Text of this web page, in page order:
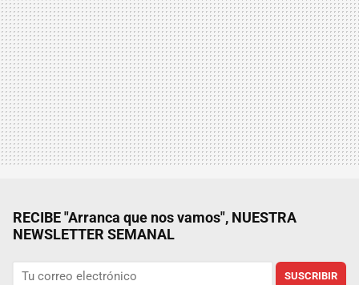
RECIBE "Arranca que nos vamos", NUESTRA
NEWSLETTER SEMANAL
SUSCRIBIR